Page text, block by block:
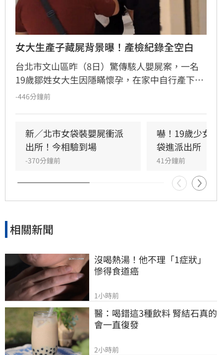
女大生產子藏屍背景曝！產檢紀錄全空白
台北市文山區昨（8日）驚傳駭人嬰屍案，一名
19歲鄒姓女大生因隱瞞懷孕，在家中自行產下男
嬰後，發現嬰兒不幸夭折，竟因心慌將屍體以毛
同下自首。警方初步勘驗嬰屍已浮腫，未見明顯
外傷，今日已進行相驗釐清死因。據悉鄒女平時
穿著寬鬆且與家人互動冷漠，導致父母對其懷孕
毫無所悉。目前警方正調查男嬰確切死因及生父
身分，全案已依過失致死及遺棄罪嫌移送偵辦，
社會對此校園與家庭教育議題深感震驚與遺憾。
-446分鐘前
新／北市女袋裝嬰屍衝派
出所！今相驗到場
-370分鐘前
嚇！19歲少女
袋進派出所
41分鐘前
相關新聞
沒喝熱湯！他不理「1症狀」
慘得食道癌
1小時前
醫：喝錯這3種飲料 腎結石真的
會一直復發
2小時前